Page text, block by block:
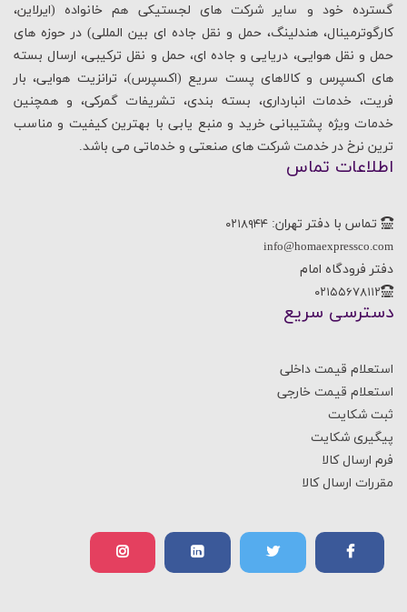
گسترده خود و سایر شرکت های لجستیکی هم خانواده (ایرلاین،
کارگوترمینال، هندلینگ، حمل و نقل جاده ای بین المللی) در حوزه های
حمل و نقل هوایی، دریایی و جاده ای، حمل و نقل ترکیبی، ارسال بسته
های اکسپرس و کالاهای پست سریع (اکسپرس)، ترانزیت هوایی، بار
فریت، خدمات انبارداری، بسته بندی، تشریفات گمرکی، و همچنین
خدمات ویژه پشتیبانی خرید و منبع یابی با بهترین کیفیت و مناسب
ترین نرخ در خدمت شرکت های صنعتی و خدماتی می باشد.
اطلاعات تماس
تماس با دفتر تهران: ۰۲۱۸۹۴۴
info@homaexpressco.com
دفتر فرودگاه امام
۰۲۱۵۵۶۷۸۱۱۲
دسترسی سریع
استعلام قیمت داخلی
استعلام قیمت خارجی
ثبت شکایت
پیگیری شکایت
فرم ارسال کالا
مقررات ارسال کالا